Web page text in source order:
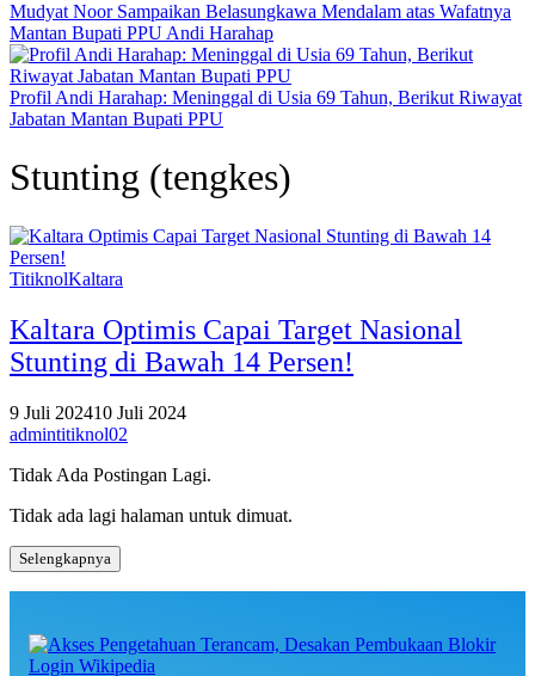
Mudyat Noor Sampaikan Belasungkawa Mendalam atas Wafatnya
Mantan Bupati PPU Andi Harahap
Profil Andi Harahap: Meninggal di Usia 69 Tahun, Berikut Riwayat
Jabatan Mantan Bupati PPU
Stunting (tengkes)
TitiknolKaltara
Kaltara Optimis Capai Target Nasional
Stunting di Bawah 14 Persen!
9 Juli 202410 Juli 2024
admintitiknol02
Tidak Ada Postingan Lagi.
Tidak ada lagi halaman untuk dimuat.
Selengkapnya